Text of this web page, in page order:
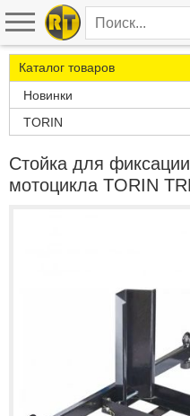
Каталог товаров
Новинки
TORIN
Стойка для
мотоцикла TORIN